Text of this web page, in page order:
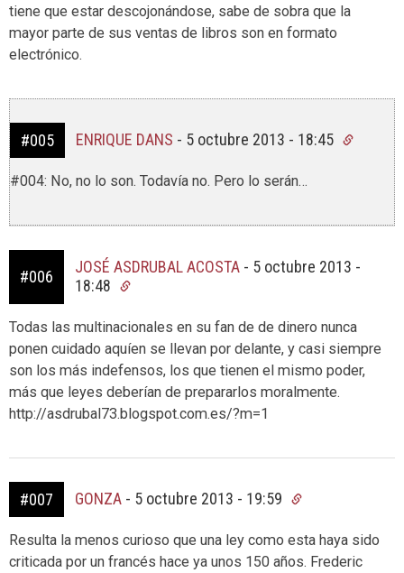
tiene que estar descojonándose, sabe de sobra que la
mayor parte de sus ventas de libros son en formato
electrónico.
#005 ENRIQUE DANS - 5 octubre 2013 - 18:45
#004: No, no lo son. Todavía no. Pero lo serán…
#006
JOSÉ ASDRUBAL ACOSTA - 5 octubre 2013 -
18:48
Todas las multinacionales en su fan de de dinero nunca
ponen cuidado aquíen se llevan por delante, y casi siempre
son los más indefensos, los que tienen el mismo poder,
más que leyes deberían de prepararlos moralmente.
http://asdrubal73.blogspot.com.es/?m=1
#007 GONZA - 5 octubre 2013 - 19:59
Resulta la menos curioso que una ley como esta haya sido
criticada por un francés hace ya unos 150 años. Frederic